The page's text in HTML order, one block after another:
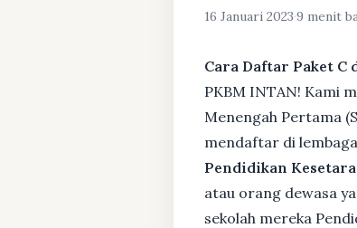
16 Januari 2023·9 menit
Cara Daftar Paket C
PKBM INTAN! Kami
Menengah Pertama
mendaftar di
Pendidikan
atau orang dewasa
sekolah mereka